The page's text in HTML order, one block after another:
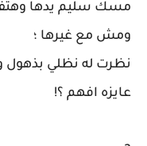
مسك سليم يدها
ومش مع غيرها ؛
نظرت له نظلي بذهول
عايزه افهم ؟!